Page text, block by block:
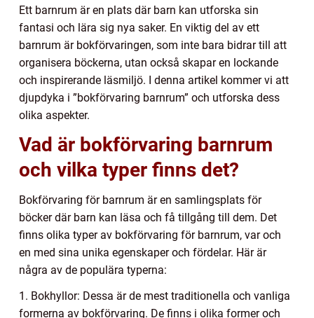
Ett barnrum är en plats där barn kan utforska sin
fantasi och lära sig nya saker. En viktig del av ett
barnrum är bokförvaringen, som inte bara bidrar till att
organisera böckerna, utan också skapar en lockande
och inspirerande läsmiljö. I denna artikel kommer vi att
djupdyka i ”bokförvaring barnrum” och utforska dess
olika aspekter.
Vad är bokförvaring barnrum
och vilka typer finns det?
Bokförvaring för barnrum är en samlingsplats för
böcker där barn kan läsa och få tillgång till dem. Det
finns olika typer av bokförvaring för barnrum, var och
en med sina unika egenskaper och fördelar. Här är
några av de populära typerna:
1. Bokhyllor: Dessa är de mest traditionella och vanliga
formerna av bokförvaring. De finns i olika former och